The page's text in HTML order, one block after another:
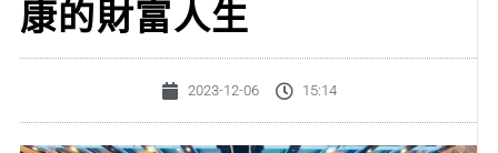
康的財富人生
2023-12-06 15:14